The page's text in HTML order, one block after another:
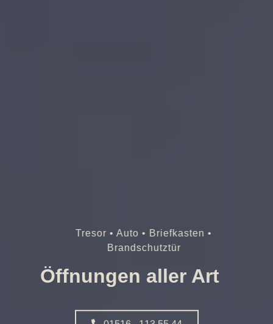
Tresor • Auto • Briefkasten •
Brandschutztür
Öffnungen aller Art